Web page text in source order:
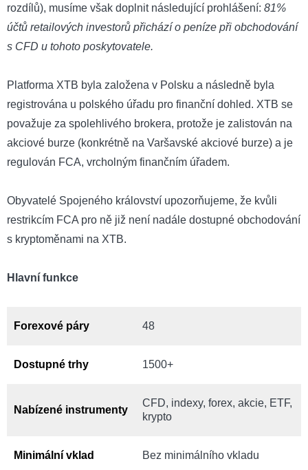
rozdílů), musíme však doplnit následující prohlášení: 81%
účtů retailových investorů přichází o peníze při obchodování
s CFD u tohoto poskytovatele.
Platforma XTB byla založena v Polsku a následně byla
registrována u polského úřadu pro finanční dohled. XTB se
považuje za spolehlivého brokera, protože je zalistován na
akciové burze (konkrétně na Varšavské akciové burze) a je
regulován FCA, vrcholným finančním úřadem.
Obyvatelé Spojeného království upozorňujeme, že kvůli
restrikcím FCA pro ně již není nadále dostupné obchodování
s kryptoměnami na XTB.
Hlavní funkce
Forexové páry 48
Dostupné trhy 1500+
Nabízené instrumenty
CFD, indexy, forex, akcie, ETF,
krypto
Minimální vklad Bez minimálního vkladu